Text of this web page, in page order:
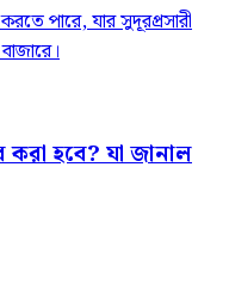
পারে, যার সুদূরপ্রসারী
করা হবে? যা জানাল